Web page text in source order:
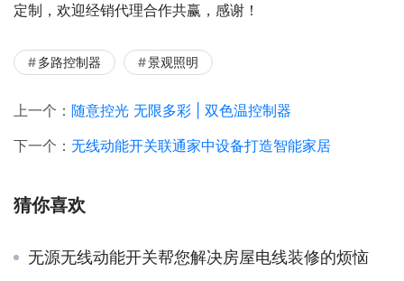
定制，欢迎经销代理合作共赢，感谢！
多路控制器 景观照明
上一个： 随意控光 无限多彩 | 双色温控制器
下一个： 无线动能开关联通家中设备打造智能家居
猜你喜欢
无源无线动能开关帮您解决房屋电线装修的烦恼